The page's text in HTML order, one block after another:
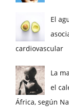
El
cardiovascular
La
el
África, según